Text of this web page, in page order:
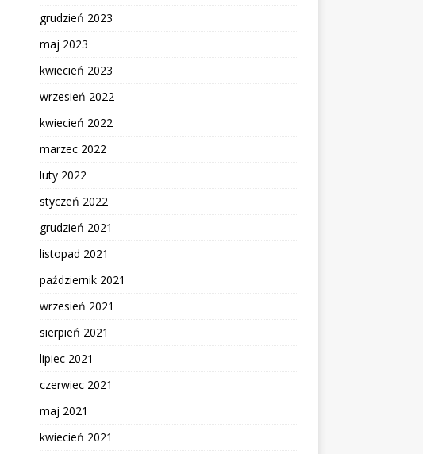
grudzień 2023
maj 2023
kwiecień 2023
wrzesień 2022
kwiecień 2022
marzec 2022
luty 2022
styczeń 2022
grudzień 2021
listopad 2021
październik 2021
wrzesień 2021
sierpień 2021
lipiec 2021
czerwiec 2021
maj 2021
kwiecień 2021